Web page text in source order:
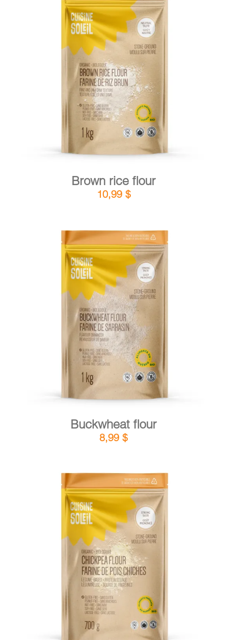
CART
FR
ADD TO CART / DETAILS
Brown rice flour
10,99 $
ADD TO CART / DETAILS
Buckwheat flour
8,99 $
ADD TO CART / DETAILS